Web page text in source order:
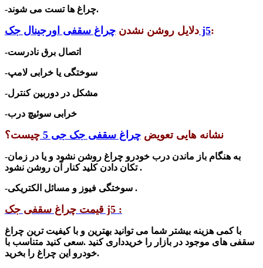
-چراغ ها تست می شوند.
دلایل روشن نشدن چراغ سقفی اورجینال جک j5:
-اتصال برق نادرست
-سوختگی یا خرابی لامپ
-مشکل در دوربین کنترل
نشانه هایی تعویض چراغ سقفی جک جی 5 چیست؟
-به هنگام باز ماندن درب خودرو چراغ روشن نشود و یا در زمان
تکان دادن کلید کنار آن روشن نشود .
-سوختگی فیوز و مسائل الکتریکی .
قیمت چراغ سقفی جک j5 :
با کمی هزینه بیشتر شما می توانید بهترین و با کیفیت ترین چراغ
سقفی های موجود در بازار را خریدداری کنید .سعی کنید متناسب با
خودرو این چراغ را بخرید.